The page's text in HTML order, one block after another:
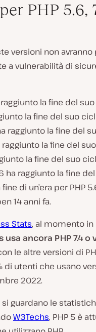
PHP 5.6,
versioni non
a vulnerabilità di
la fine del
la fine del suo
raggiunto la fine del
raggiunto la fine del
la fine del suo
ha raggiunto la fine
di un’era per PHP
14 anni fa.
Stats, al momento
ancora PHP 7.4 o
le altre versioni di
di utenti che usano
2022.
guardano le
W3Techs, PHP 5 è